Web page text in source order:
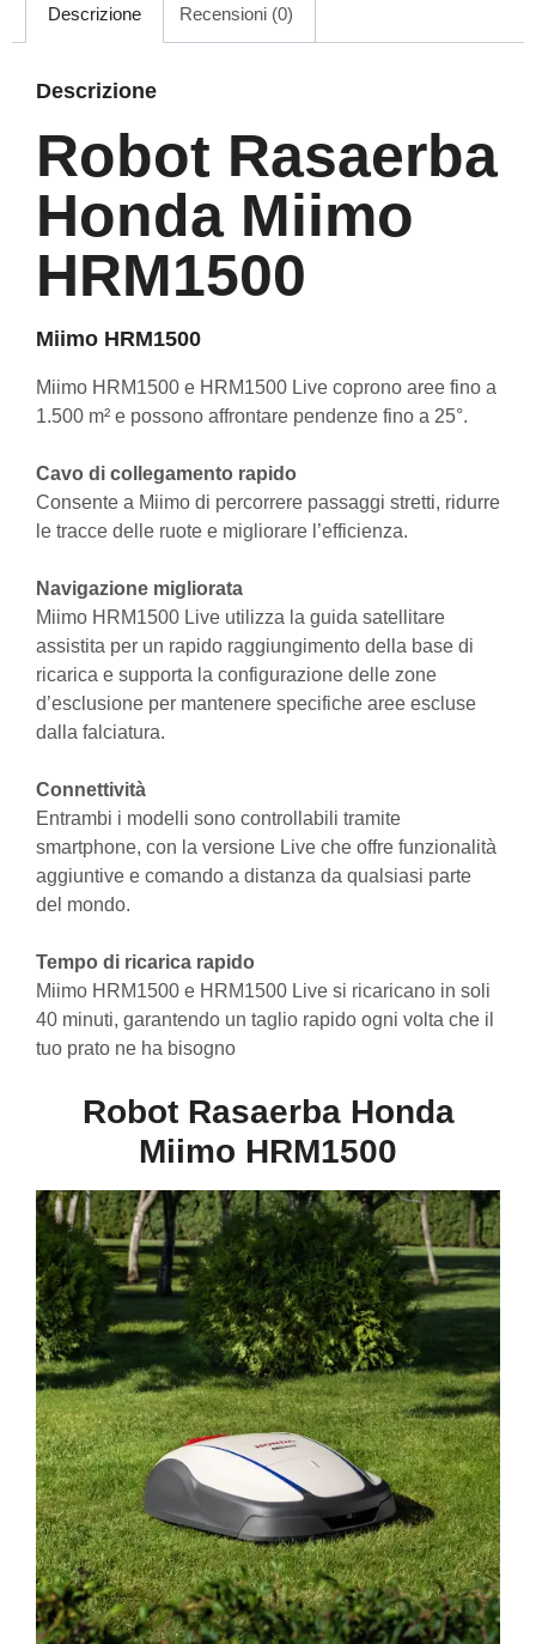
Descrizione Recensioni (0)
Descrizione
Robot Rasaerba
Honda Miimo
HRM1500
Miimo HRM1500
Miimo HRM1500 e HRM1500 Live coprono aree fino a
1.500 m² e possono affrontare pendenze fino a 25°.
Cavo di collegamento rapido
Consente a Miimo di percorrere passaggi stretti, ridurre
le tracce delle ruote e migliorare l’efficienza.
Navigazione migliorata
Miimo HRM1500 Live utilizza la guida satellitare
assistita per un rapido raggiungimento della base di
ricarica e supporta la configurazione delle zone
d’esclusione per mantenere specifiche aree escluse
dalla falciatura.
Connettività
Entrambi i modelli sono controllabili tramite
smartphone, con la versione Live che offre funzionalità
aggiuntive e comando a distanza da qualsiasi parte
del mondo.
Tempo di ricarica rapido
Miimo HRM1500 e HRM1500 Live si ricaricano in soli
40 minuti, garantendo un taglio rapido ogni volta che il
tuo prato ne ha bisogno
Robot Rasaerba Honda
Miimo HRM1500